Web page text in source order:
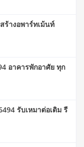
ร้างอพาร์ทเม้นท์
อาคารพักอาศัย ทุก
รับเหมาต่อเติม รี